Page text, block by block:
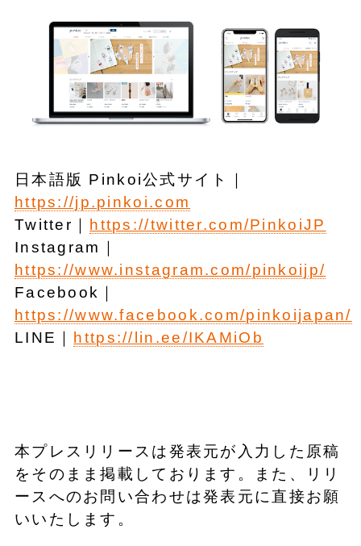
日本語版 Pinkoi公式サイト｜
https://jp.pinkoi.com
Twitter｜
https://twitter.com/PinkoiJP
Instagram｜
https://www.instagram.com/pinkoijp/
Facebook｜
https://www.facebook.com/pinkoijapan/
LINE｜
https://lin.ee/IKAMiOb
本プレスリリースは発表元が入力した原稿
をそのまま掲載しております。また、リリ
ースへのお問い合わせは発表元に直接お願
いいたします。